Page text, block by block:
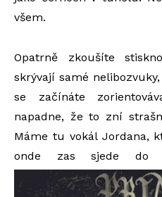
všem.
Opatrně zkoušíte
skrývají samé
se začínáte
napadne, že to zní
Máme tu vokál Jordana,
onde zas sjede do